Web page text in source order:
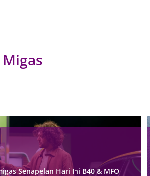
Senapelan Hari Ini B40 & MFO